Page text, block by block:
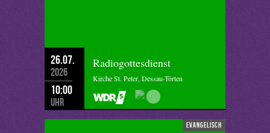
26.07.
2026
10:00
Uhr
Radiogottesdienst
Kirche St. Peter, Dessau-Törten
evangelisch